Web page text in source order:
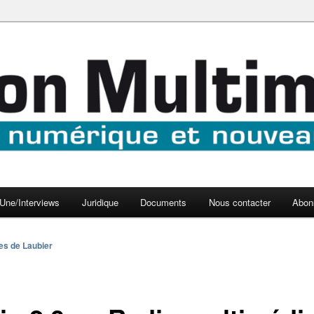
Une/Interviews Juridique Documents Nous contacter
de Laubier